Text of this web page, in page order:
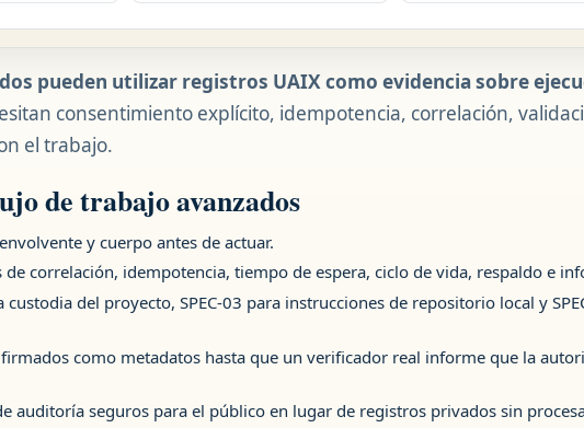
pueden utilizar registros UAIX como evidencia sobre
consentimiento explícito, idempotencia, correlación,
el trabajo.
de trabajo avanzados
y cuerpo antes de actuar.
de correlación, idempotencia, tiempo de espera, ciclo de vida, respaldo e
custodia del proyecto, SPEC-03 para instrucciones de repositorio local y
como metadatos hasta que un verificador real informe que la
auditoría seguros para el público en lugar de registros privados sin